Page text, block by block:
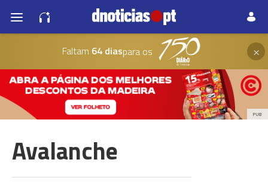
Faltam 64 diaspara os ×
PUB
Avalanche